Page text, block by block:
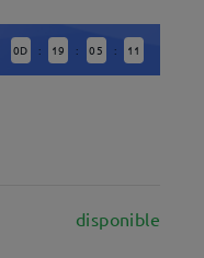
0D : 19 : 05 : 9
disponible